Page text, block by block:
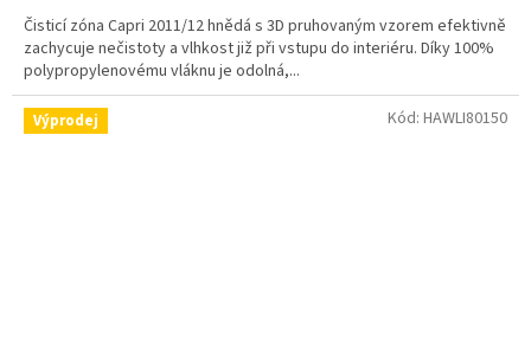
Čisticí zóna Capri 2011/12 hnědá s 3D pruhovaným vzorem efektivně
zachycuje nečistoty a vlhkost již při vstupu do interiéru. Díky 100%
polypropylenovému vláknu je odolná,...
Výprodej Kód: HAWLI80150